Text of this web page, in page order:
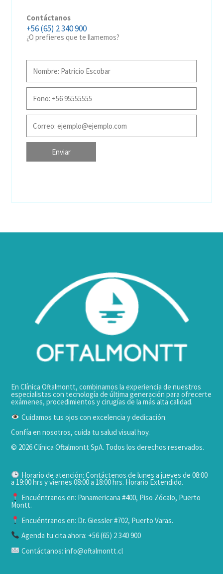
Contáctanos
+56 (65) 2 340 900
¿O prefieres que te llamemos?
En Clínica Oftalmontt, combinamos la experiencia de nuestros
especialistas con tecnología de última generación para ofrecerte
exámenes, procedimientos y cirugías de la más alta calidad.
Cuidamos tus ojos con excelencia y dedicación.
Confía en nosotros, cuida tu salud visual hoy.
© 2026 Clínica Oftalmontt SpA. Todos los derechos reservados.
Horario de atención: Contáctenos de lunes a jueves de 08:00
a 19:00 hrs y viernes 08:00 a 18:00 hrs. Horario Extendido.
Encuéntranos en: Panamericana #400, Piso Zócalo, Puerto
Montt.
Encuéntranos en: Dr. Giessler #702, Puerto Varas.
Agenda tu cita ahora: +56 (65) 2 340 900
Contáctanos: info@oftalmontt.cl